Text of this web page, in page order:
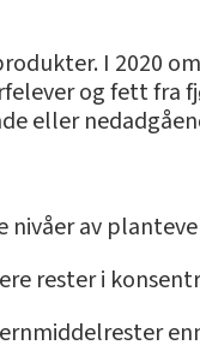
I 2020
og fett fra
eller
nivåer av
rester i